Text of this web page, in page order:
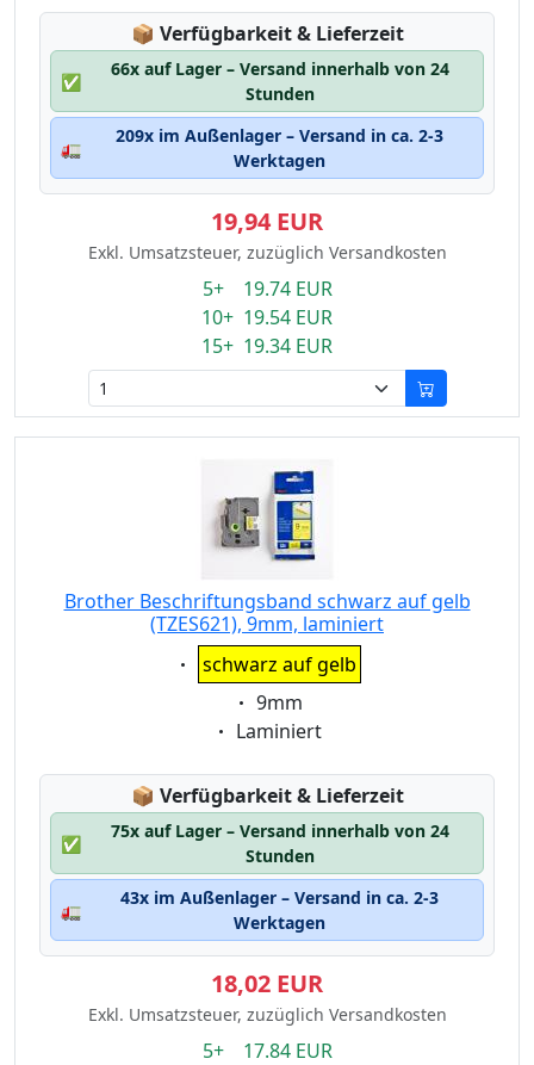
📦 Lagerstatus:
Verfügbarkeit & Lieferzeit
✅
66x auf Lager – Versand innerhalb von 24
Stunden
🚛
209x im Außenlager – Versand in ca. 2-3
Werktagen
19,94 EUR
Exkl. Umsatzsteuer, zuzüglich Versandkosten
5+ 19.74 EUR
10+ 19.54 EUR
15+ 19.34 EUR
Brother Beschriftungsband schwarz auf gelb
(TZES621), 9mm, laminiert
Eigenschaft:
schwarz auf gelb
Eigenschaft:
9mm
Eigenschaft:
Laminiert
📦 Lagerstatus:
Verfügbarkeit & Lieferzeit
✅
75x auf Lager – Versand innerhalb von 24
Stunden
🚛
43x im Außenlager – Versand in ca. 2-3
Werktagen
18,02 EUR
Exkl. Umsatzsteuer, zuzüglich Versandkosten
5+ 17.84 EUR